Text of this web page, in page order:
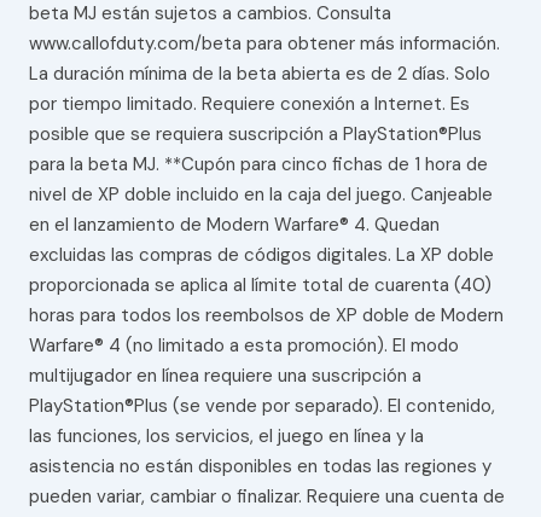
beta MJ están sujetos a cambios. Consulta
www.callofduty.com/beta para obtener más información.
La duración mínima de la beta abierta es de 2 días. Solo
por tiempo limitado. Requiere conexión a Internet. Es
posible que se requiera suscripción a PlayStation®Plus
para la beta MJ. **Cupón para cinco fichas de 1 hora de
nivel de XP doble incluido en la caja del juego. Canjeable
en el lanzamiento de Modern Warfare® 4. Quedan
excluidas las compras de códigos digitales. La XP doble
proporcionada se aplica al límite total de cuarenta (40)
horas para todos los reembolsos de XP doble de Modern
Warfare® 4 (no limitado a esta promoción). El modo
multijugador en línea requiere una suscripción a
PlayStation®Plus (se vende por separado). El contenido,
las funciones, los servicios, el juego en línea y la
asistencia no están disponibles en todas las regiones y
pueden variar, cambiar o finalizar. Requiere una cuenta de